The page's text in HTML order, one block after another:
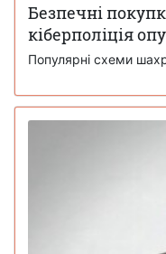
Безпечні
кіберполіція
Популярні схеми